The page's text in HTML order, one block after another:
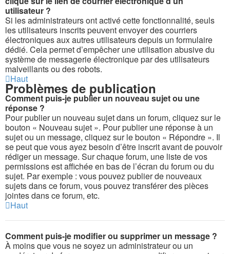
utilisateur ?
Si les administrateurs ont activé cette fonctionnalité, seuls
les utilisateurs inscrits peuvent envoyer des courriers
électroniques aux autres utilisateurs depuis un formulaire
dédié. Cela permet d’empêcher une utilisation abusive du
système de messagerie électronique par des utilisateurs
malveillants ou des robots.
Haut
Problèmes de publication
Comment puis-je publier un nouveau sujet ou une
réponse ?
Pour publier un nouveau sujet dans un forum, cliquez sur le
bouton « Nouveau sujet ». Pour publier une réponse à un
sujet ou un message, cliquez sur le bouton « Répondre ». Il
se peut que vous ayez besoin d’être inscrit avant de pouvoir
rédiger un message. Sur chaque forum, une liste de vos
permissions est affichée en bas de l’écran du forum ou du
sujet. Par exemple : vous pouvez publier de nouveaux
sujets dans ce forum, vous pouvez transférer des pièces
jointes dans ce forum, etc.
Haut
Comment puis-je modifier ou supprimer un message ?
À moins que vous ne soyez un administrateur ou un